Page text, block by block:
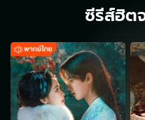
ซีรีส์ฮิต